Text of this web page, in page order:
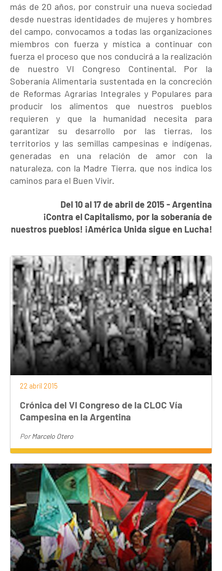
más de 20 años, por construir una nueva sociedad
desde nuestras identidades de mujeres y hombres
del campo, convocamos a todas las organizaciones
miembros con fuerza y mística a continuar con
fuerza el proceso que nos conducirá a la realización
de nuestro VI Congreso Continental. Por la
Soberanía Alimentaria sustentada en la concreción
de Reformas Agrarias Integrales y Populares para
producir los alimentos que nuestros pueblos
requieren y que la humanidad necesita para
garantizar su desarrollo por las tierras, los
territorios y las semillas campesinas e indígenas,
generadas en una relación de amor con la
naturaleza, con la Madre Tierra, que nos indica los
caminos para el Buen Vivir.
Del 10 al 17 de abril de 2015 - Argentina
¡Contra el Capitalismo, por la soberanía de
nuestros pueblos! ¡América Unida sigue en Lucha!
22 abril 2015
Crónica del VI Congreso de la CLOC Vía
Campesina en la Argentina
PorMarcelo Otero